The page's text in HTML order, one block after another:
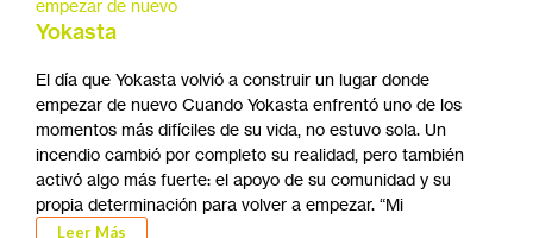
Yokasta
El día que Yokasta volvió a construir un lugar donde
empezar de nuevo Cuando Yokasta enfrentó uno de los
momentos más difíciles de su vida, no estuvo sola. Un
incendio cambió por completo su realidad, pero también
activó algo más fuerte: el apoyo de su comunidad y su
propia determinación para volver a empezar. “Mi
Leer Más